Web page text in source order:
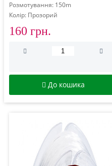
Розмотування: 150m
Колір: Прозорий
160 грн.
До кошика